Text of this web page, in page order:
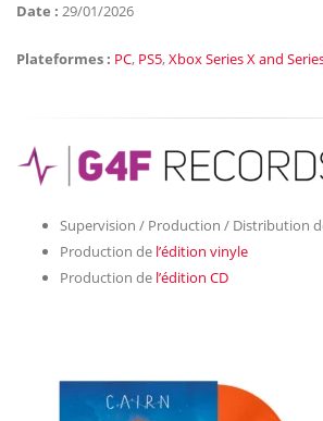
Date : 29/01/2026
Plateformes : PC, PS5,Xbox Series X and
Supervision / Production / Distribution
Production de l’édition vinyle
Production de l’édition CD